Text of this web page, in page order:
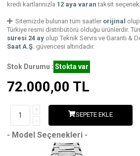
kredi kartlarınızla 12 aya varan taksit
Sitemizde bulunan tüm saatler orijinal olup
Türkiye resmi distribütörü olduğu ürünlerdir.
süresi 24 ay olup Teknik Servis ve Garanti &
Saat A.Ş. güvencesi altındadır.
Stok Durumu : Stokta var
72.000,00 TL
SEPETE EKLE
- Model Seçenekleri -